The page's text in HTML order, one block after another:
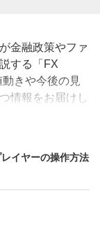
金融政策やファ
する「FX
きや今後の見
情報をお届けし
イヤーの操作方法